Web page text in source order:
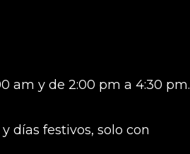
am y de 2:00 pm a 4:30 pm.
días festivos, solo con